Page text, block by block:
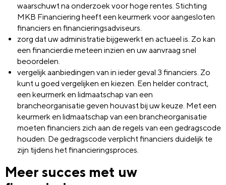
waarschuwt na onderzoek voor hoge rentes. Stichting
MKB Financiering heeft een keurmerk voor aangesloten
financiers en financieringsadviseurs.
zorg dat uw administratie bijgewerkt en actueel is. Zo kan
een financierdie meteen inzien en uw aanvraag snel
beoordelen.
vergelijk aanbiedingen van in ieder geval 3 financiers. Zo
kunt u goed vergelijken en kiezen. Een helder contract,
een keurmerk en lidmaatschap van een
brancheorganisatie geven houvast bij uw keuze. Met een
keurmerk en lidmaatschap van een brancheorganisatie
moeten financiers zich aan de regels van een gedragscode
houden. De gedragscode verplicht financiers duidelijk te
zijn tijdens het financieringsproces.
Meer succes met uw